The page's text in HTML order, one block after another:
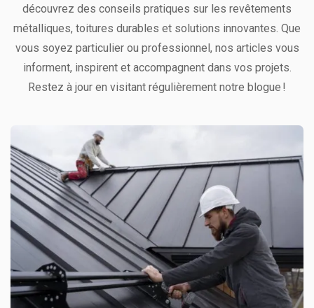
découvrez des conseils pratiques sur les revêtements
métalliques, toitures durables et solutions innovantes. Que
vous soyez particulier ou professionnel, nos articles vous
informent, inspirent et accompagnent dans vos projets.
Restez à jour en visitant régulièrement notre blogue !